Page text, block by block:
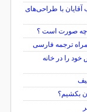
آقایان با طراحی‌های
چه صورت است ؟
ترجمه فارسی
را در خانه
بکشیم؟